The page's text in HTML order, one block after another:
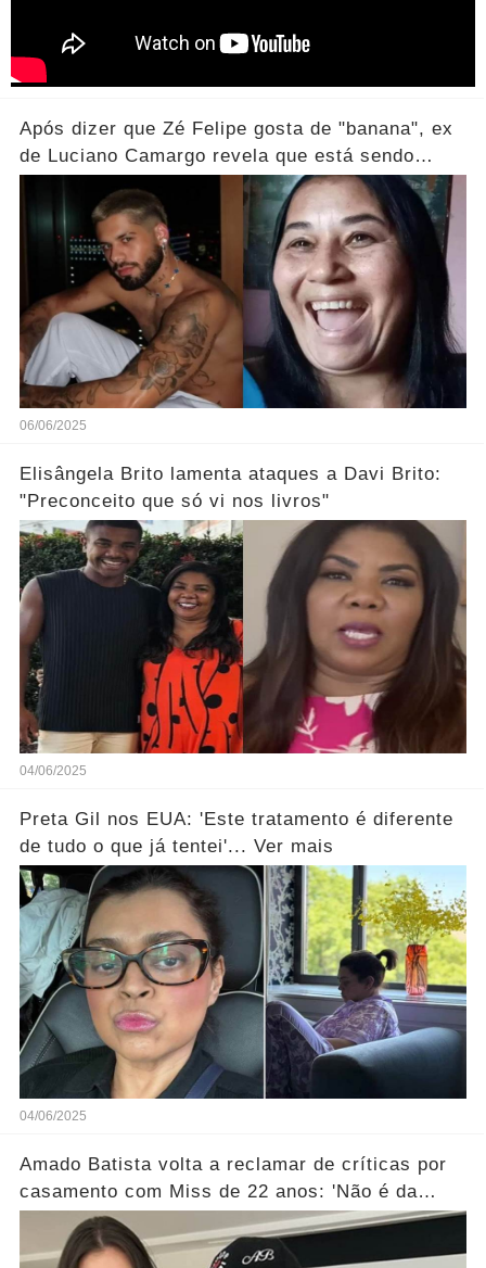
Após dizer que Zé Felipe gosta de "banana", ex
de Luciano Camargo revela que está sendo
06/06/2025
Elisângela Brito lamenta ataques a Davi Brito:
"Preconceito que só vi nos livros"
04/06/2025
Preta Gil nos EUA: 'Este tratamento é diferente
de tudo o que já tentei'... Ver mais
04/06/2025
Amado Batista volta a reclamar de críticas por
casamento com Miss de 22 anos: 'Não é da
conta de ninguém'... Ver mais